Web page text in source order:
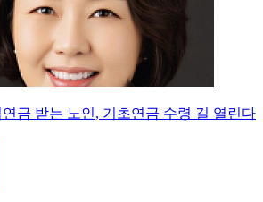
금 받는 노인, 기초연금 수령 길 열린다